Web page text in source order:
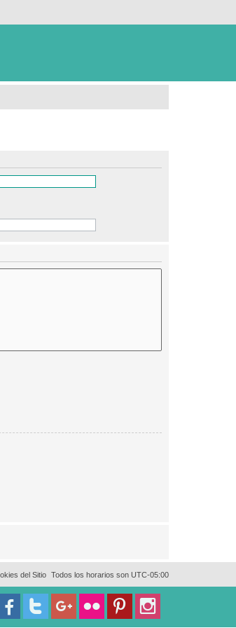
Todos los horarios son UTC-05:00
del Sitio